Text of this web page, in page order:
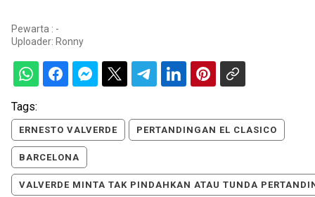
Pewarta : -
Uploader: Ronny
Tags:
ERNESTO VALVERDE PERTANDINGAN EL CLASICO
BARCELONA
VALVERDE MINTA TAK PINDAHKAN ATAU TUNDA